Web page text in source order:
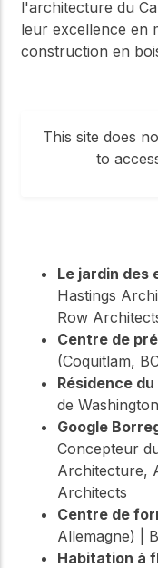
l'architecture du
leur excellence en
construction en
This site does
to
Le jardin des
Hastings
Row
Centre de
(Coquitlam,
Résidence
de
Google
Concepteur
Architecture,
Architects
Centre de
Allemagne) |
Habitation à